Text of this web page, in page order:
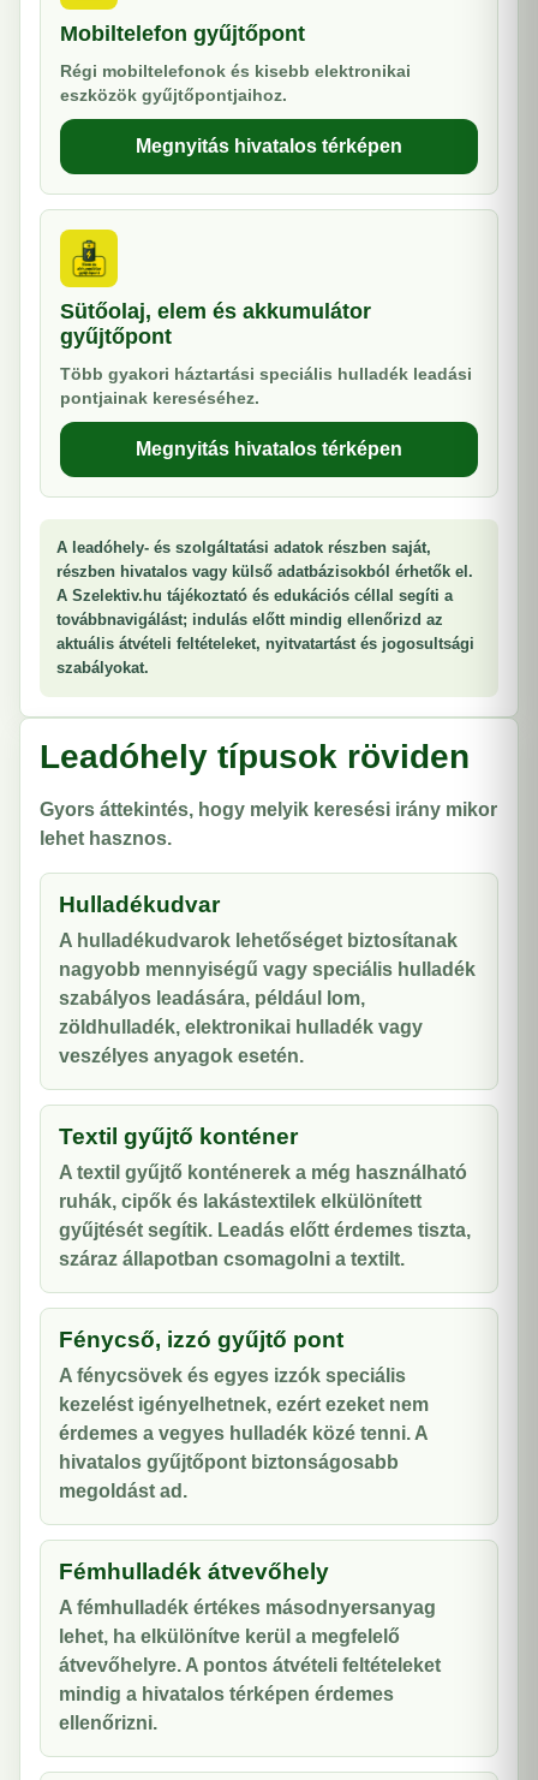
Mobiltelefon gyűjtőpont
Régi mobiltelefonok és kisebb elektronikai
eszközök gyűjtőpontjaihoz.
Megnyitás hivatalos térképen
Sütőolaj, elem és akkumulátor
gyűjtőpont
Több gyakori háztartási speciális hulladék leadási
pontjainak kereséséhez.
Megnyitás hivatalos térképen
A leadóhely- és szolgáltatási adatok részben saját,
részben hivatalos vagy külső adatbázisokból érhetők el.
A Szelektiv.hu tájékoztató és edukációs céllal segíti a
továbbnavigálást; indulás előtt mindig ellenőrizd az
aktuális átvételi feltételeket, nyitvatartást és jogosultsági
szabályokat.
Leadóhely típusok röviden
Gyors áttekintés, hogy melyik keresési irány mikor
lehet hasznos.
Hulladékudvar
A hulladékudvarok lehetőséget biztosítanak
nagyobb mennyiségű vagy speciális hulladék
szabályos leadására, például lom,
zöldhulladék, elektronikai hulladék vagy
veszélyes anyagok esetén.
Textil gyűjtő konténer
A textil gyűjtő konténerek a még használható
ruhák, cipők és lakástextilek elkülönített
gyűjtését segítik. Leadás előtt érdemes tiszta,
száraz állapotban csomagolni a textilt.
Fénycső, izzó gyűjtő pont
A fénycsövek és egyes izzók speciális
kezelést igényelhetnek, ezért ezeket nem
érdemes a vegyes hulladék közé tenni. A
hivatalos gyűjtőpont biztonságosabb
megoldást ad.
Fémhulladék átvevőhely
A fémhulladék értékes másodnyersanyag
lehet, ha elkülönítve kerül a megfelelő
átvevőhelyre. A pontos átvételi feltételeket
mindig a hivatalos térképen érdemes
ellenőrizni.